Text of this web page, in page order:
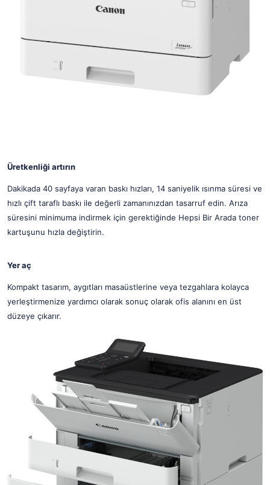
Üretkenliği artırın
Dakikada 40 sayfaya varan baskı hızları, 14 saniyelik ısınma süresi ve
hızlı çift taraflı baskı ile değerli zamanınızdan tasarruf edin. Arıza
süresini minimuma indirmek için gerektiğinde Hepsi Bir Arada toner
kartuşunu hızla değiştirin.
Yer aç
Kompakt tasarım, aygıtları masaüstlerine veya tezgahlara kolayca
yerleştirmenize yardımcı olarak sonuç olarak ofis alanını en üst
düzeye çıkarır.